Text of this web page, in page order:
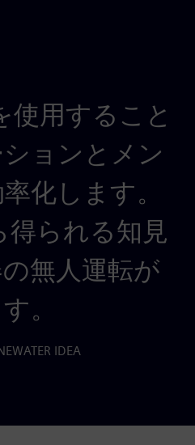
使用すること
ョンとメン
化します。
得られる知見
無人運転が
。
IDEA